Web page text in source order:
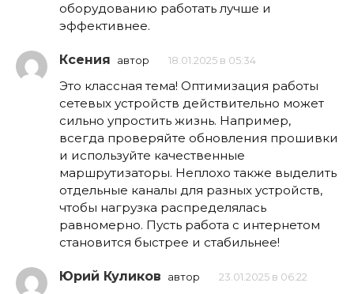
оборудованию работать лучше и
эффективнее.
Ксения автор 18.01.2025 в 05:34
Это классная тема! Оптимизация работы
сетевых устройств действительно может
сильно упростить жизнь. Например,
всегда проверяйте обновления прошивки
и используйте качественные
маршрутизаторы. Неплохо также выделить
отдельные каналы для разных устройств,
чтобы нагрузка распределялась
равномерно. Пусть работа с интернетом
становится быстрее и стабильнее!
Юрий Куликов автор 23.01.2025 в 06:22